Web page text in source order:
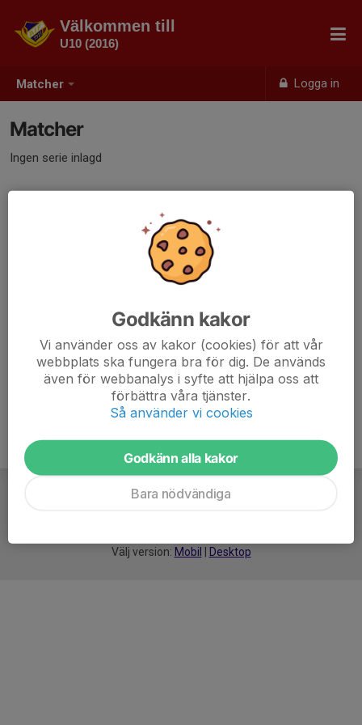
Matcher Logga in
Välkommen till
U10 (2016)
Matcher
Ingen serie inlagd
Välj version: Mobil Desktop
Godkänn kakor
Vi använder oss av kakor (cookies) för att vår
webbplats ska fungera bra för dig. De används
även för webbanalys i syfte att hjälpa oss att
förbättra våra tjänster.
Så använder vi cookies
Godkänn alla kakor
Bara nödvändiga